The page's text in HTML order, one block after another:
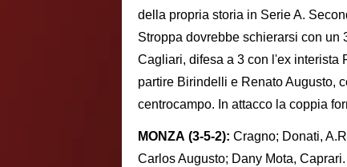
della propria storia in Serie A.
Stroppa dovrebbe schierarsi con un
Cagliari, difesa a 3 con l'ex interista
partire Birindelli e Renato Augusto,
centrocampo. In attacco la coppia
MONZA (3-5-2): Cragno; Donati,
Carlos Augusto; Dany Mota, Caprari.